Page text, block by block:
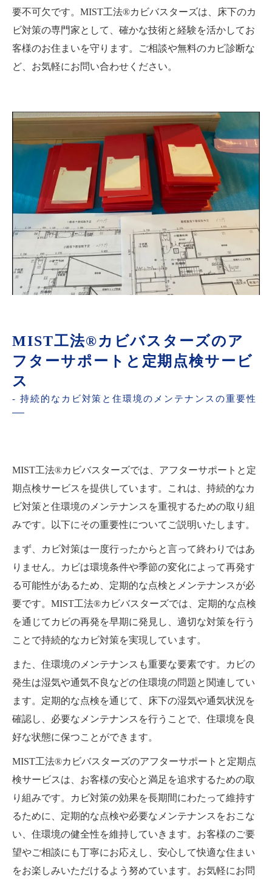
要不可欠です。MIST工法®カビバスターズは、床下のカ
ビ対策の専門家として、確かな技術と経験を活かしてお
客様のお住まいを守ります。ご相談や無料のカビ診断な
ど、お気軽にお問い合わせください。
MIST工法®カビバスターズのア
フターサポートと定期点検サービ
ス
- 持続的なカビ対策と住環境のメンテナンスの重要性
MIST工法®カビバスターズでは、アフターサポートと定
期点検サービスを提供しています。これは、持続的なカ
ビ対策と住環境のメンテナンスを重視するための取り組
みです。以下にその重要性についてご説明いたします。
まず、カビ対策は一度行ったからと言って終わりではあ
りません。カビは環境条件や季節の変化によって再発す
る可能性があるため、定期的な点検とメンテナンスが必
要です。MIST工法®カビバスターズでは、定期的な点検
を通じてカビの再発を早期に発見し、適切な対策を行う
ことで持続的なカビ対策を実現しています。
また、住環境のメンテナンスも重要な要素です。カビの
発生は湿気や通気不良などの住環境の問題と関連してい
ます。定期的な点検を通じて、床下の湿気や通気状況を
確認し、必要なメンテナンスを行うことで、住環境を良
好な状態に保つことができます。
MIST工法®カビバスターズのアフターサポートと定期点
検サービスは、お客様の安心と満足を追求するための取
り組みです。カビ対策の効果を長期間にわたって維持す
るために、定期的な点検や必要なメンテナンスをおこな
い、住環境の健全性を維持していきます。お客様のご要
望やご相談にも丁寧にお応えし、安心して快適な住まい
をお楽しみいただけるよう努めています。お気軽にお問